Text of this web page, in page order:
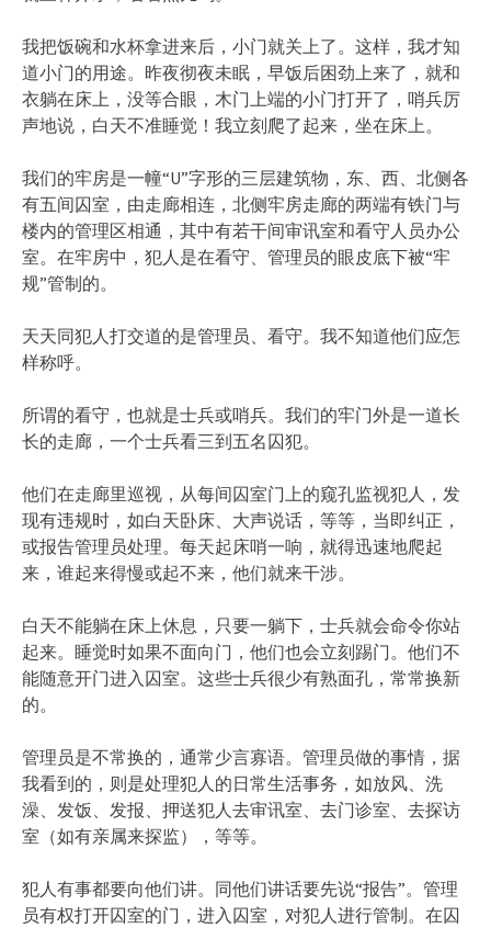
我把饭碗和水杯拿进来后，小门就关上了。这样，我才知
道小门的用途。昨夜彻夜未眠，早饭后困劲上来了，就和
衣躺在床上，没等合眼，木门上端的小门打开了，哨兵厉
声地说，白天不准睡觉！我立刻爬了起来，坐在床上。
我们的牢房是一幢“U”字形的三层建筑物，东、西、北侧各
有五间囚室，由走廊相连，北侧牢房走廊的两端有铁门与
楼内的管理区相通，其中有若干间审讯室和看守人员办公
室。在牢房中，犯人是在看守、管理员的眼皮底下被“牢
规”管制的。
天天同犯人打交道的是管理员、看守。我不知道他们应怎
样称呼。
所谓的看守，也就是士兵或哨兵。我们的牢门外是一道长
长的走廊，一个士兵看三到五名囚犯。
他们在走廊里巡视，从每间囚室门上的窥孔监视犯人，发
现有违规时，如白天卧床、大声说话，等等，当即纠正，
或报告管理员处理。每天起床哨一响，就得迅速地爬起
来，谁起来得慢或起不来，他们就来干涉。
白天不能躺在床上休息，只要一躺下，士兵就会命令你站
起来。睡觉时如果不面向门，他们也会立刻踢门。他们不
能随意开门进入囚室。这些士兵很少有熟面孔，常常换新
的。
管理员是不常换的，通常少言寡语。管理员做的事情，据
我看到的，则是处理犯人的日常生活事务，如放风、洗
澡、发饭、发报、押送犯人去审讯室、去门诊室、去探访
室（如有亲属来探监），等等。
犯人有事都要向他们讲。同他们讲话要先说“报告”。管理
员有权打开囚室的门，进入囚室，对犯人进行管制。在囚